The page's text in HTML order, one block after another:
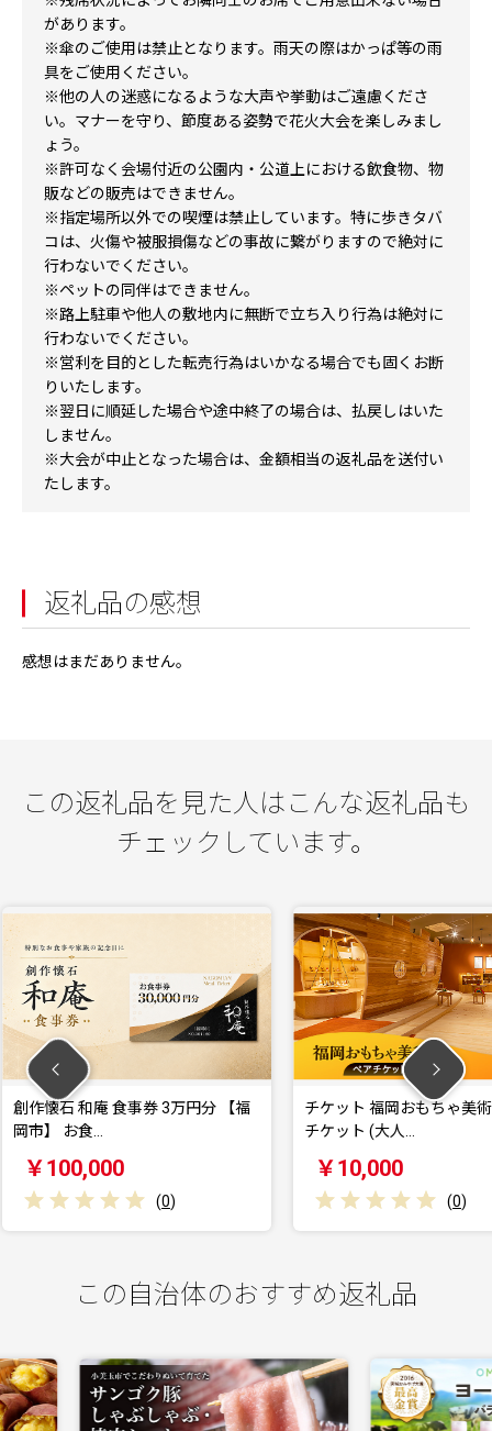
があります。
※傘のご使用は禁止となります。雨天の際はかっぱ等の雨
具をご使用ください。
※他の人の迷惑になるような大声や挙動はご遠慮くださ
い。マナーを守り、節度ある姿勢で花火大会を楽しみまし
ょう。
※許可なく会場付近の公園内・公道上における飲食物、物
販などの販売はできません。
※指定場所以外での喫煙は禁止しています。特に歩きタバ
コは、火傷や被服損傷などの事故に繋がりますので絶対に
行わないでください。
※ペットの同伴はできません。
※路上駐車や他人の敷地内に無断で立ち入り行為は絶対に
行わないでください。
※営利を目的とした転売行為はいかなる場合でも固くお断
りいたします。
※翌日に順延した場合や途中終了の場合は、払戻しはいた
しません。
※大会が中止となった場合は、金額相当の返礼品を送付い
たします。
返礼品の感想
感想はまだありません。
この返礼品を見た人はこんな返礼品も
チェックしています。
円分 【福
チケット 福岡おもちゃ美術館 ペア
青森カ
この自治体のおすすめ返礼品